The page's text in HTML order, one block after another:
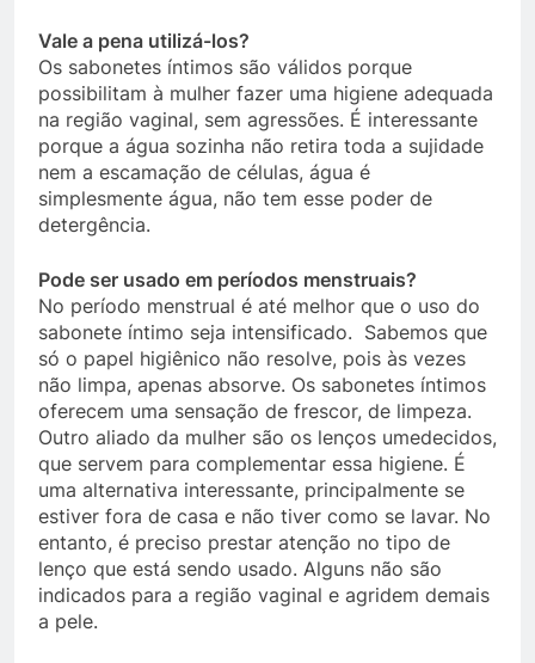
Vale a pena utilizá-los?
Os sabonetes íntimos são válidos porque
possibilitam à mulher fazer uma higiene adequada
na região vaginal, sem agressões. É interessante
porque a água sozinha não retira toda a sujidade
nem a escamação de células, água é
simplesmente água, não tem esse poder de
detergência.
Pode ser usado em períodos menstruais?
No período menstrual é até melhor que o uso do
sabonete íntimo seja intensificado. Sabemos que
só o papel higiênico não resolve, pois às vezes
não limpa, apenas absorve. Os sabonetes íntimos
oferecem uma sensação de frescor, de limpeza.
Outro aliado da mulher são os lenços umedecidos,
que servem para complementar essa higiene. É
uma alternativa interessante, principalmente se
estiver fora de casa e não tiver como se lavar. No
entanto, é preciso prestar atenção no tipo de
lenço que está sendo usado. Alguns não são
indicados para a região vaginal e agridem demais
a pele.